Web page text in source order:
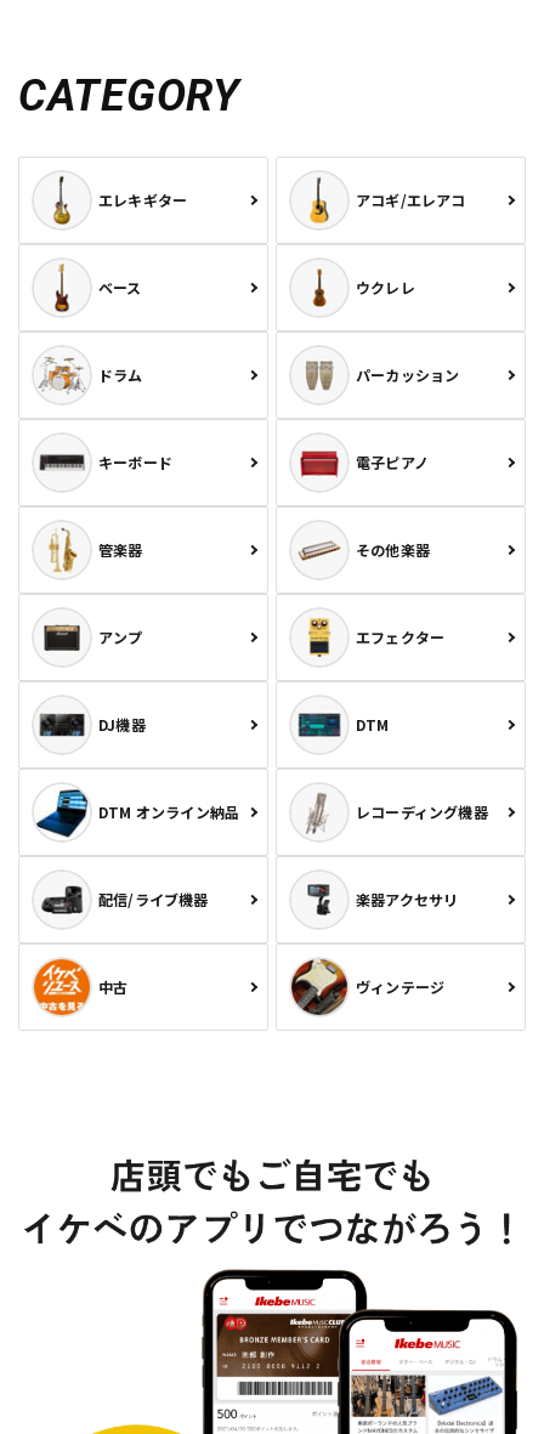
CATEGORY
エレキギター アコギ/エレアコ
ベース ウクレレ
ドラム パーカッション
キーボード 電子ピアノ
管楽器 その他楽器
アンプ エフェクター
DJ機器 DTM
DTM オンライン納品 レコーディング機器
配信/ライブ機器 楽器アクセサリ
中古 ヴィンテージ